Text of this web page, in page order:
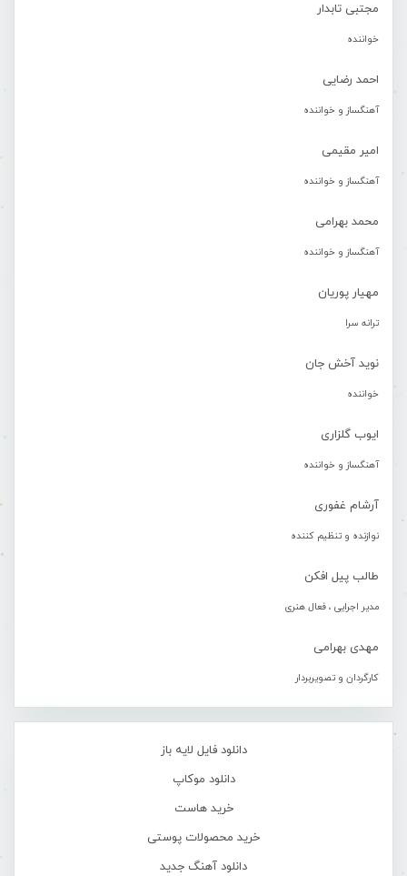
مجتبی تابدار
خواننده
احمد رضایی
آهنگساز و خواننده
امیر مقیمی
آهنگساز و خواننده
محمد بهرامی
آهنگساز و خواننده
مهیار پوریان
ترانه سرا
نوید آخش جان
خواننده
ایوب گلزاری
آهنگساز و خواننده
آرشام غفوری
نوازنده و تنظیم کننده
طالب پیل افکن
مدیر اجرایی ، فعال هنری
مهدی بهرامی
کارگردان و تصویربردار
دانلود فایل لایه باز
دانلود موکاپ
خرید هاست
خرید محصولات پوستی
دانلود آهنگ جدید